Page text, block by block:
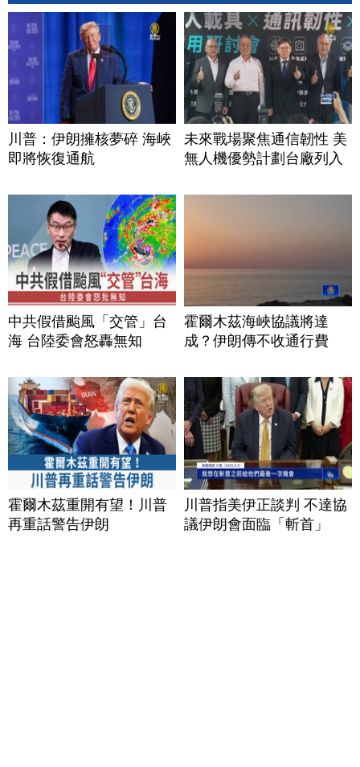
川普：伊朗擁核夢碎 海峽
即將恢復通航
未來戰場聚焦通信韌性 美
無人機優勢計劃台廠列入
中共假借颱風「交管」台
海 台陸委會怒轟無知
霍爾木茲海峽協議將達
成？伊朗傳不收通行費
霍爾木茲重開有望！川普
再重話警告伊朗
川普指美伊正談判 不達協
議伊朗會面臨「斬首」